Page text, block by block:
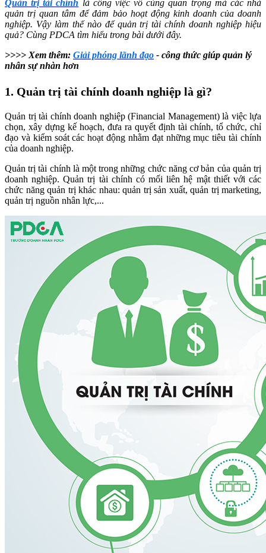
Quản trị tài chính là công việc vô cùng quan trọng mà các nhà
quản trị quan tâm để đảm bảo hoạt động kinh doanh của doanh
nghiệp. Vậy làm thế nào để quản trị tài chính doanh nghiệp hiệu
quả? Cùng PDCA tìm hiểu trong bài dưới đây.
>>>> Xem thêm: Giải phóng lãnh đạo - công thức giúp quản lý
nhân sự nhàn hơn
1. Quản trị tài chính doanh nghiệp là gì?
Quản trị tài chính doanh nghiệp (Financial Management) là việc lựa
chọn, xây dựng kế hoạch, đưa ra quyết định tài chính, tổ chức, chỉ
đạo và kiểm soát các hoạt động nhằm đạt những mục tiêu tài chính
của doanh nghiệp.
Quản trị tài chính là một trong những chức năng cơ bản của quản trị
doanh nghiệp. Quản trị tài chính có mối liên hệ mật thiết với các
chức năng quản trị khác nhau: quản trị sản xuất, quản trị marketing,
quản trị nguồn nhân lực,...